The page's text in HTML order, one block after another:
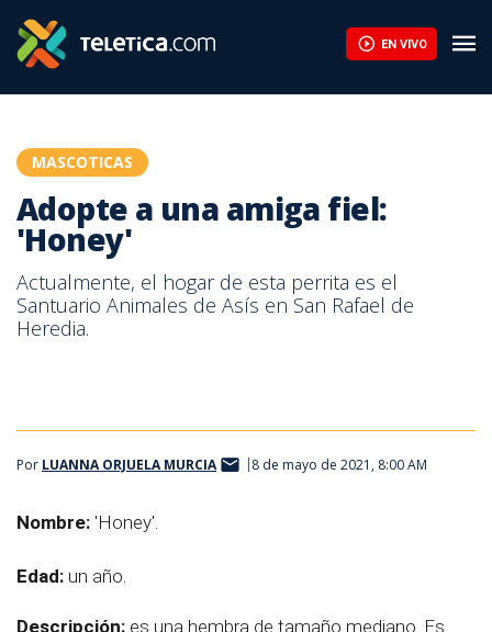
EN VIVO
MASCOTICAS
Adopte a una amiga fiel:
'Honey'
Actualmente, el hogar de esta perrita es el
Santuario Animales de Asís en San Rafael de
Heredia.
Por LUANNA ORJUELA MURCIA 8 de mayo de 2021, 8:00 AM
Nombre: 'Honey'.
Edad: un año.
Descripción: es una hembra de tamaño mediano. Es